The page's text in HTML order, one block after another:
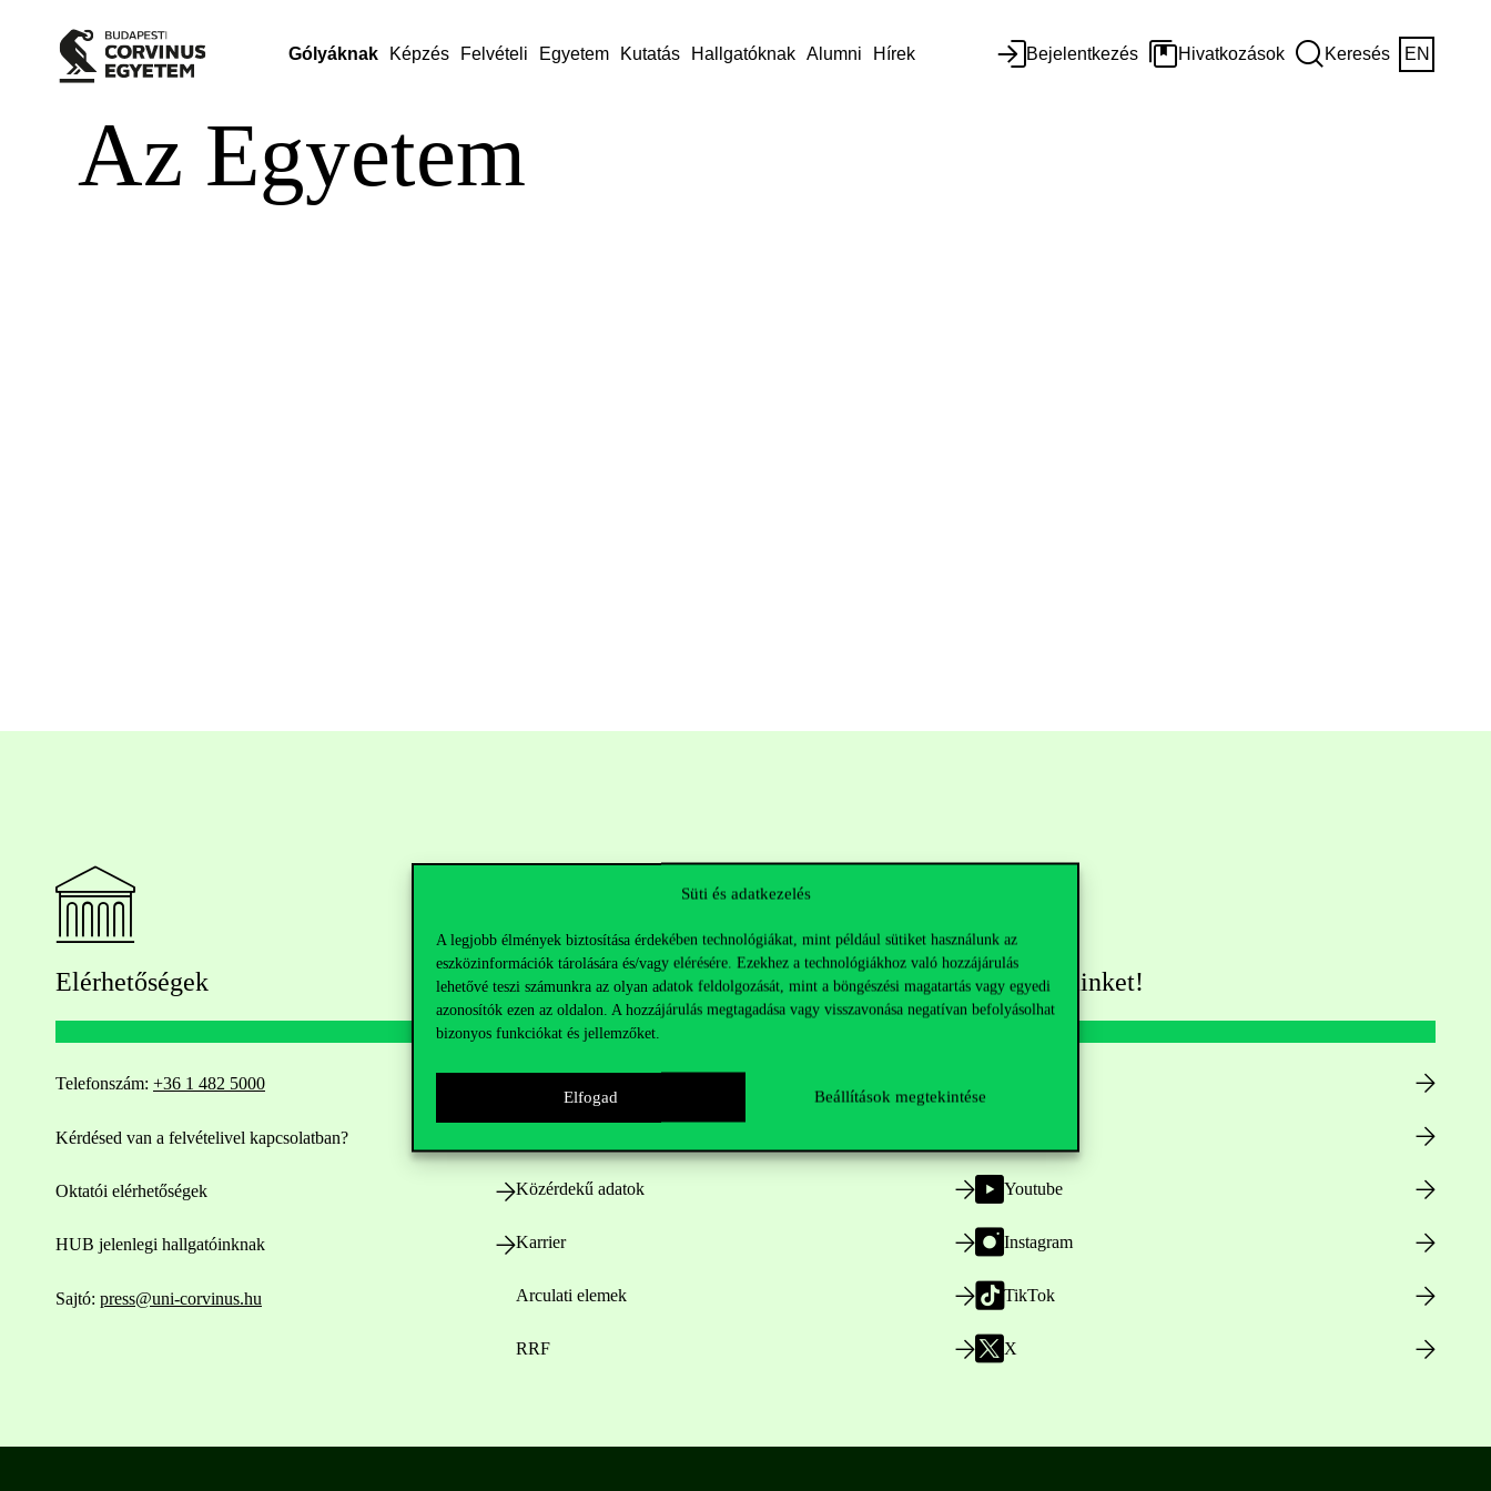
Süti és adatkezelés
A legjobb élmények biztosítása érdekében technológiákat, mint például sütiket használunk az
eszközinformációk tárolására és/vagy elérésére. Ezekhez a technológiákhoz való hozzájárulás
lehetővé teszi számunkra az olyan adatok feldolgozását, mint a böngészési magatartás vagy egyedi
azonosítók ezen az oldalon. A hozzájárulás megtagadása vagy visszavonása negatívan befolyásolhat
bizonyos funkciókat és jellemzőket.
Elfogad Beállítások megtekintése
Gólyáknak Képzés Felvételi Egyetem Kutatás Hallgatóknak Alumni Hírek Bejelentkezés Hivatkozások Keresés EN
Az Egyetem
Elérhetőségek
Telefonszám: +36 1 482 5000
Kérdésed van a felvételivel kapcsolatban?
Oktatói elérhetőségek
HUB jelenlegi hallgatóinknak
Sajtó: press@uni-corvinus.hu
Hasznos linkek
Közérdekű adatok
Karrier
Arculati elemek
RRF
Kövess minket!
Youtube
Instagram
TikTok
X